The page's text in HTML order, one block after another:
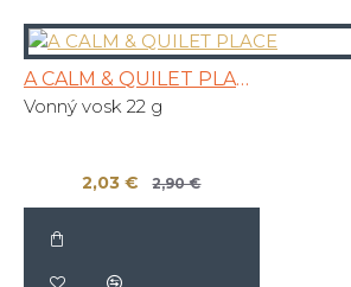
A CALM & QUILET PLACE
Vonný vosk 22 g
2,03 € 2,90 €